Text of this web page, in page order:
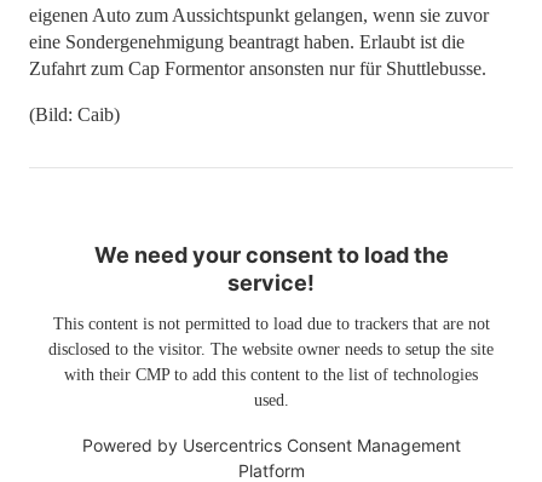
eigenen Auto zum Aussichtspunkt gelangen, wenn sie zuvor
eine Sondergenehmigung beantragt haben. Erlaubt ist die
Zufahrt zum Cap Formentor ansonsten nur für Shuttlebusse.
(Bild: Caib)
We need your consent to load the
service!
This content is not permitted to load due to trackers that are not
disclosed to the visitor. The website owner needs to setup the site
with their CMP to add this content to the list of technologies
used.
Powered by Usercentrics Consent Management
Platform